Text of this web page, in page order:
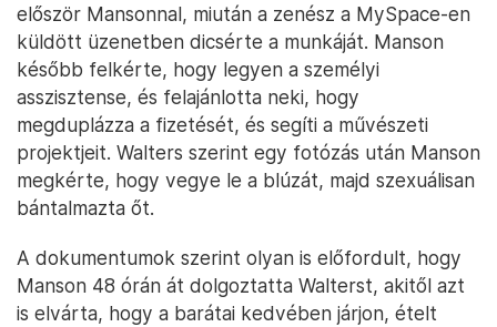
először Mansonnal, miután a zenész a MySpace-en
küldött üzenetben dicsérte a munkáját. Manson
később felkérte, hogy legyen a személyi
asszisztense, és felajánlotta neki, hogy
megduplázza a fizetését, és segíti a művészeti
projektjeit. Walters szerint egy fotózás után Manson
megkérte, hogy vegye le a blúzát, majd szexuálisan
bántalmazta őt.
A dokumentumok szerint olyan is előfordult, hogy
Manson 48 órán át dolgoztatta Walterst, akitől azt
is elvárta, hogy a barátai kedvében járjon, ételt